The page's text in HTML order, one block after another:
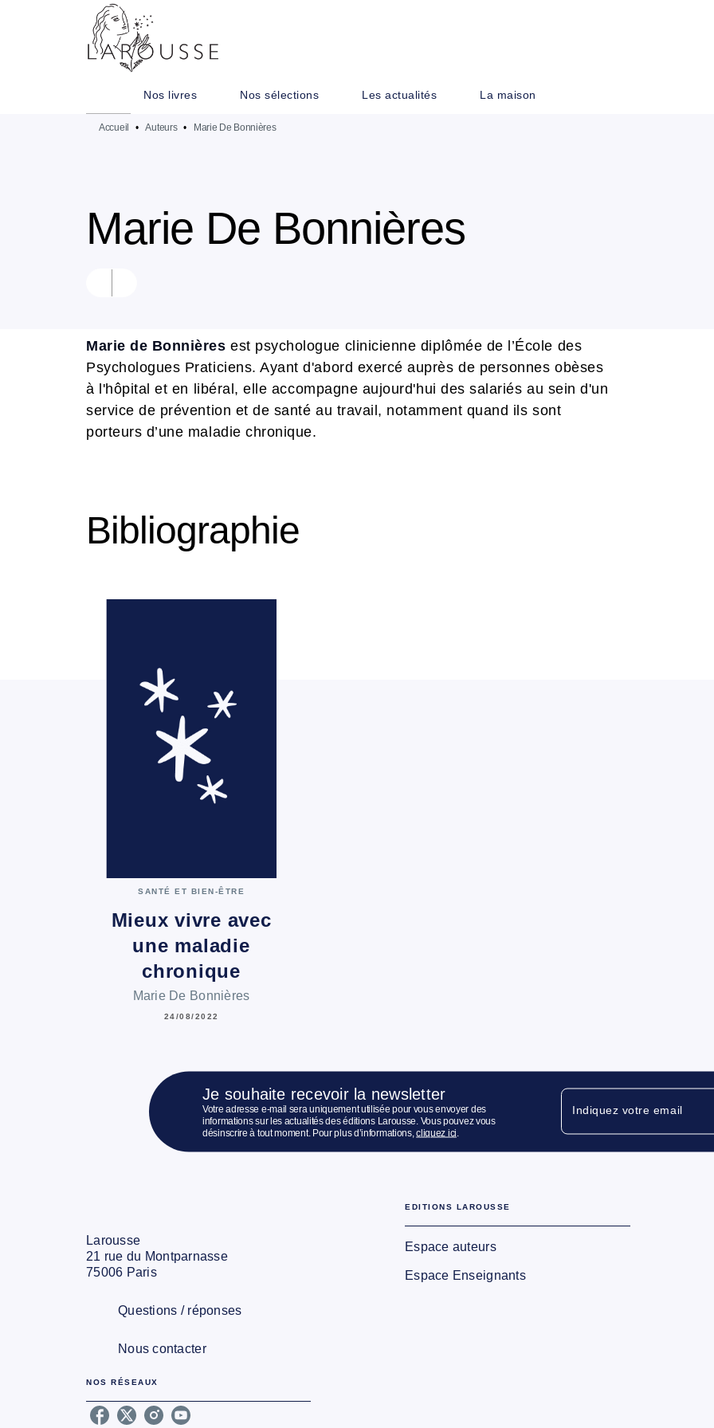
MENU
Nos livres Nos sélections Les actualités La maison
Accueil • Auteurs • Marie De Bonnières
Marie De Bonnières
Marie de Bonnières est psychologue clinicienne diplômée de l’École des
Psychologues Praticiens. Ayant d'abord exercé auprès de personnes obèses
à l'hôpital et en libéral, elle accompagne aujourd'hui des salariés au sein d'un
service de prévention et de santé au travail, notamment quand ils sont
porteurs d’une maladie chronique.
Bibliographie
SANTÉ ET BIEN-ÊTRE
Mieux vivre avec
une maladie
chronique
Marie De Bonnières
24/08/2022
Je souhaite recevoir la newsletter
Votre adresse e-mail sera uniquement utilisée pour vous envoyer des
informations sur les actualités des éditions Larousse. Vous pouvez vous
désinscrire à tout moment. Pour plus d’informations,cliquez ici
Indiquez votre email
Larousse
21 rue du Montparnasse
75006 Paris
Questions / réponses
Nous contacter
NOS RÉSEAUX
EDITIONS LAROUSSE
Espace auteurs
Espace Enseignants